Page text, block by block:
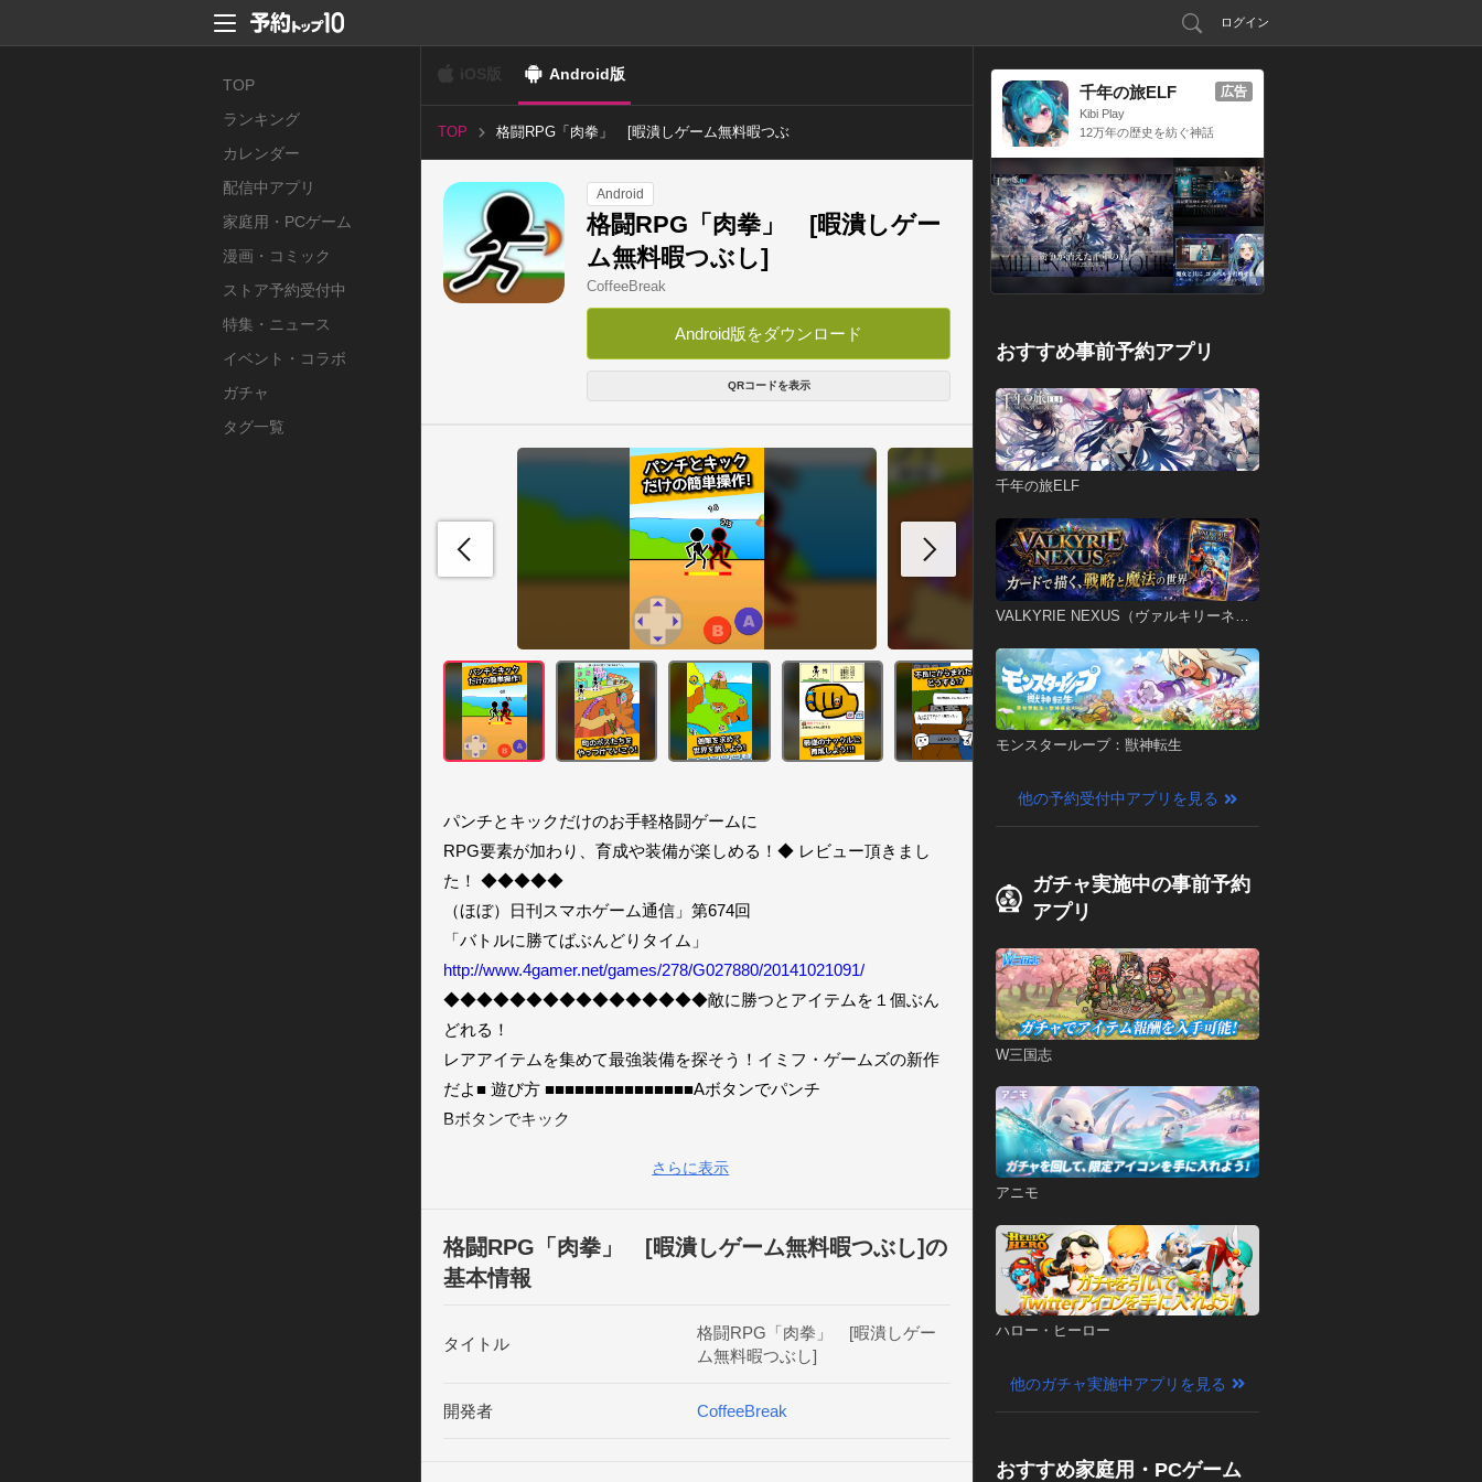
ログイン
TOP
ランキング
カレンダー
配信中アプリ
家庭用・PCゲーム
漫画・コミック
ストア予約受付中
特集・ニュース
イベント・コラボ
ガチャ
タグ一覧
Android版
TOP
格闘RPG「肉拳」 [暇潰しゲーム無料暇つぶ
Android
格闘RPG「肉拳」 [暇潰しゲー
ム無料暇つぶし]
CoffeeBreak
Android版をダウンロード
QRコードを表示
パンチとキックだけのお手軽格闘ゲームに
RPG要素が加わり、育成や装備が楽しめる！◆ レビュー頂きまし
た！ ◆◆◆◆◆
（ほぼ）日刊スマホゲーム通信」第674回
http://www.4gamer.net/games/278/G027880/20141021091/
◆◆◆◆◆◆◆◆◆◆◆◆◆◆◆◆敵に勝つとアイテムを１個ぶん
どれる！
レアアイテムを集めて最強装備を探そう！イミフ・ゲームズの新作
だよ■ 遊び方 ■■■■■■■■■■■■■■■Aボタンでパンチ
Bボタンでキック
の強さの秘密とは？ヒロイン・ニクコへの恋の行方は？など、クエ
ストは随時追加していきます！■ ナックルとは？ ■■■■■■■■■■■拳
育成強化でどんどん強くできます。
最大レベルで進化するものもあります。■ リングとは？
力が5％上昇
さらに表示
格闘RPG「肉拳」 [暇潰しゲーム無料暇つぶし]の
基本情報
タイトル
格闘RPG「肉拳」 [暇潰しゲー
ム無料暇つぶし]
開発者 CoffeeBreak
千年の旅ELF
Kibi Play
12万年の歴史を紡ぐ神話
広告
おすすめ事前予約アプリ
千年の旅ELF
VALKYRIE NEXUS（ヴァルキリーネク
モンスターループ：獣神転生
他の予約受付中アプリを見る
ガチャ実施中の事前予約
アプリ
W三国志
アニモ
ハロー・ヒーロー
他のガチャ実施中アプリを見る
おすすめ家庭用・PCゲーム